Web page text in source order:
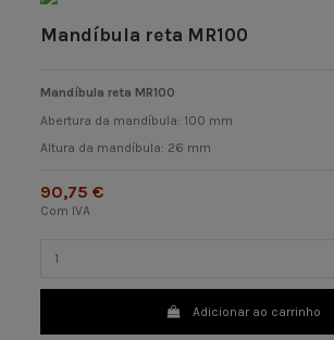
Mandíbula reta MR100
Mandíbula reta MR100
Abertura da mandíbula: 100 mm
Altura da mandíbula: 26 mm
90,75 €
Com IVA
Adicionar ao carrinho